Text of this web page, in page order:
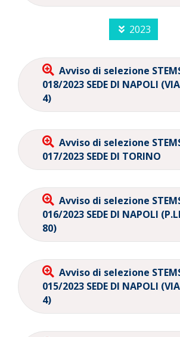
2023
Avviso di selezione
018/2023 SEDE DI NAPOLI
4)
Avviso di selezione
017/2023 SEDE DI TORINO
Avviso di selezione
016/2023 SEDE DI NAPOLI
80)
Avviso di selezione
015/2023 SEDE DI NAPOLI
4)